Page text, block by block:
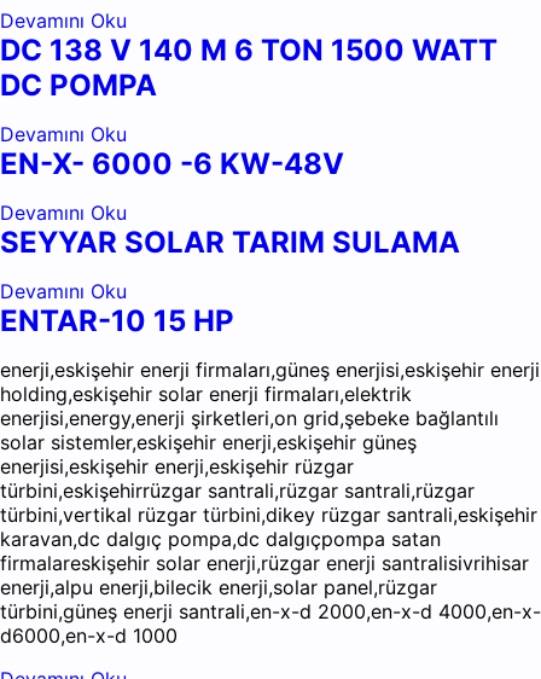
Devamını Oku
DC 138 V 140 M 6 TON 1500 WATT
DC POMPA
Devamını Oku
EN-X- 6000 -6 KW-48V
Devamını Oku
SEYYAR SOLAR TARIM SULAMA
Devamını Oku
ENTAR-10 15 HP
enerji,eskişehir enerji firmaları,güneş enerjisi,eskişehir enerji
holding,eskişehir solar enerji firmaları,elektrik
enerjisi,energy,enerji şirketleri,on grid,şebeke bağlantılı
solar sistemler,eskişehir enerji,eskişehir güneş
enerjisi,eskişehir enerji,eskişehir rüzgar
türbini,eskişehirrüzgar santrali,rüzgar santrali,rüzgar
türbini,vertikal rüzgar türbini,dikey rüzgar santrali,eskişehir
karavan,dc dalgıç pompa,dc dalgıçpompa satan
firmalareskişehir solar enerji,rüzgar enerji santralisivrihisar
enerji,alpu enerji,bilecik enerji,solar panel,rüzgar
türbini,güneş enerji santrali,en-x-d 2000,en-x-d 4000,en-x-
d6000,en-x-d 1000